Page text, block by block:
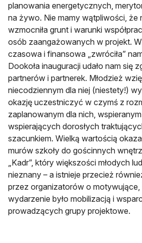
planowania energetycznych,
na żywo. Nie mamy wątpliwości, że
wzmocniła grunt i warunki
osób zaangażowanych w projekt.
czasowa i finansowa „zwróciła”
Dookoła inauguracji udało nam się
partnerów i partnerek. Młodzież
niecodziennym dla niej (niestety!)
okazję uczestniczyć w czymś z
zaplanowanym dla nich,
wspierających dorosłych
szacunkiem. Wielką wartością
murów szkoły do gościnnych
„Kadr”, który większości młodych
nieznany – a istnieje przecież
przez organizatorów o motywujące,
wydarzenie było mobilizacją i
prowadzących grupy projektowe.